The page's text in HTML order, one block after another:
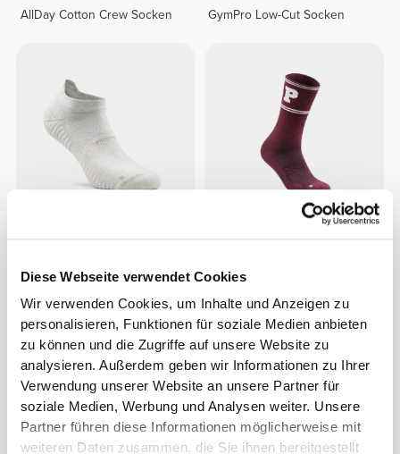
Diese Webseite verwendet Cookies
Wir verwenden Cookies, um Inhalte und Anzeigen zu
personalisieren, Funktionen für soziale Medien anbieten
zu können und die Zugriffe auf unsere Website zu
analysieren. Außerdem geben wir Informationen zu Ihrer
Verwendung unserer Website an unsere Partner für
soziale Medien, Werbung und Analysen weiter. Unsere
Partner führen diese Informationen möglicherweise mit
weiteren Daten zusammen, die Sie ihnen bereitgestellt
AllDay Cotton Crew Socken
GymPro Low-Cut Socken
CHF 5.90
CHF 10.00